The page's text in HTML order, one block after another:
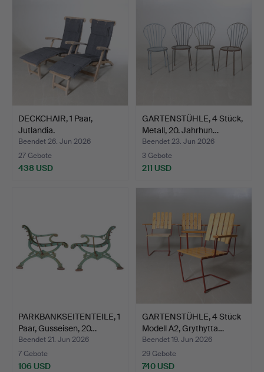
DECKCHAIR, 1 Paar,
Jutlandia.
Beendet 26. Jun 2026
27 Gebote
438 USD
GARTENSTÜHLE, 4 Stück,
Metall, 20. Jahrhun…
Beendet 23. Jun 2026
3 Gebote
211 USD
PARKBANKSEITENTEILE, 1
Paar, Gusseisen, 20…
Beendet 21. Jun 2026
7 Gebote
106 USD
GARTENSTÜHLE, 4 Stück
Modell A2, Grythytta…
Beendet 19. Jun 2026
29 Gebote
740 USD